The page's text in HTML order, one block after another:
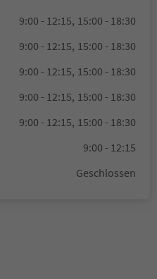
9:00 - 12:15, 15:00 - 18:30
9:00 - 12:15, 15:00 - 18:30
9:00 - 12:15, 15:00 - 18:30
9:00 - 12:15, 15:00 - 18:30
9:00 - 12:15, 15:00 - 18:30
9:00 - 12:15
Geschlossen